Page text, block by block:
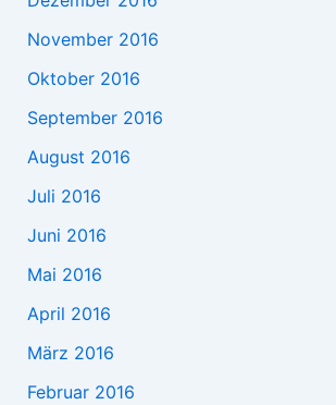
November 2016
Oktober 2016
September 2016
August 2016
Juli 2016
Juni 2016
Mai 2016
April 2016
März 2016
Februar 2016